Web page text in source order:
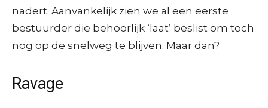
nadert. Aanvankelijk zien we al een eerste
bestuurder die behoorlijk ‘laat’ beslist om toch
nog op de snelweg te blijven. Maar dan?
Ravage